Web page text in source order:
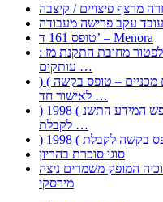
טופס 161 ד’ – Menora
: בקשה לפטור מחובת התקנת מז;quot&ח 3 טופס מספר ים ב
עותקים …
) ( פעמי להקלטת יצירות על מוצרים מכניים – טופס בקשה
לאישור חד …
) 1998 ( לפי חוק חופש המידע התשנ;quot&ח – טופס בקשה
לקבלת …
סוגי סוכרת בהריון
המופק משמרים ניצה
מירסקי